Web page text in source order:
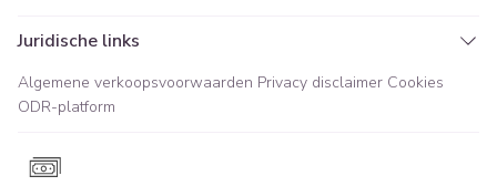
Juridische links
Algemene verkoopsvoorwaarden Privacy disclaimer Cookies
ODR-platform